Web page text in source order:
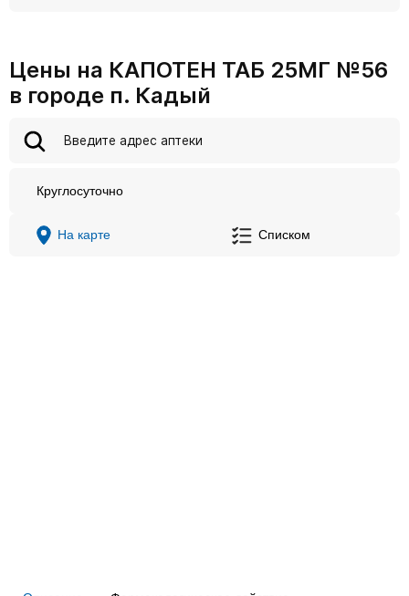
Цены на КАПОТЕН ТАБ 25МГ №56
в городе п. Кадый
Круглосуточно
На карте Списком